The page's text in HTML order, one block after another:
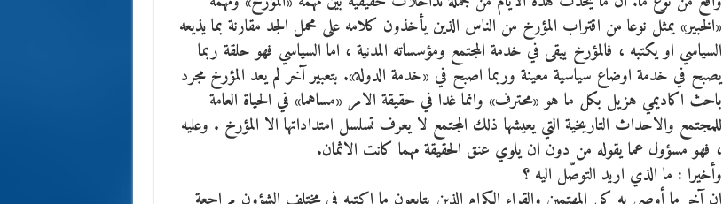
«الخبير» يمثل نوعا من اقتراب المؤرخ من الناس الذين يأخذون كلامه على محمل الجد مقارنة بما يذيعه
السياسي او يكتبه ، فالمؤرخ يبقى في خدمة المجتمع ومؤسساته المدنية ، اما السياسي فهو حلقة ربما
يصبح في خدمة اوضاع سياسية معينة وربما اصبح في «خدمة الدولة». بتعبير آخر لم يعد المؤرخ مجرد
باحث اكاديمي هزيل بكل ما هو «محترف» وانما غدا في حقيقة الامر «مساهما» في الحياة العامة
للمجتمع والاحداث التاريخية التي يعيشها ذلك المجتمع لا يعرف تسلسل امتداداتها الا المؤرخ . وعليه
، فهو مسؤول عما يقوله من دون ان يلوي عنق الحقيقة مهما كانت الاثمان.
وأخيرا : ما الذي اريد التوصّل اليه ؟